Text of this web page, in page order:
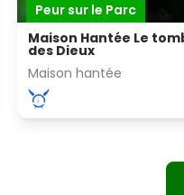
Peur sur le Parc
Maison Hantée Le
des Dieux
Maison hantée